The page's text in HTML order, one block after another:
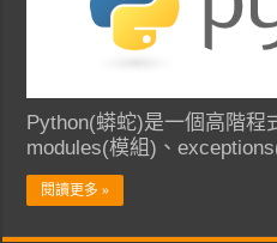
Python(蟒蛇)是一個高階程
modules(模組)、
閱讀更多 »